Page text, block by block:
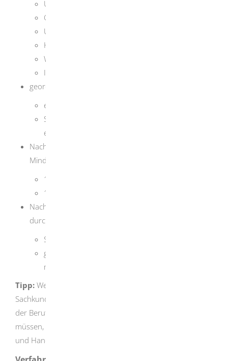
Untreue
Geldwäsche
Urkundenfälschung
Hehlerei
Wucher
Insolvenzstraftaten
geordnete Vermögensverhältnisse
es läuft kein Insolvenzverfahren gegen Sie und
Sie sind nicht im Schuldnerverzeichnis
eingetragen.
Nachweis einer Berufshaftpflichtversicherung
Mindestversicherungssumme:
1.
1.
Nachweis der erforderlichen Sachkunde
durch:
Sachkundeprüfung vor der IHK oder
gleichgestellte Ausbildungsabschlüsse und
möglicherweise entsprechende Berufserfahrung
Tipp: Welche Ausbildungsabschlüsse einer
Sachkundeprüfung gleichgestellt sind und welche Zeiten
der Berufserfahrung Sie möglicherweise nachweisen
müssen, können Sie auf
und Handelskammern